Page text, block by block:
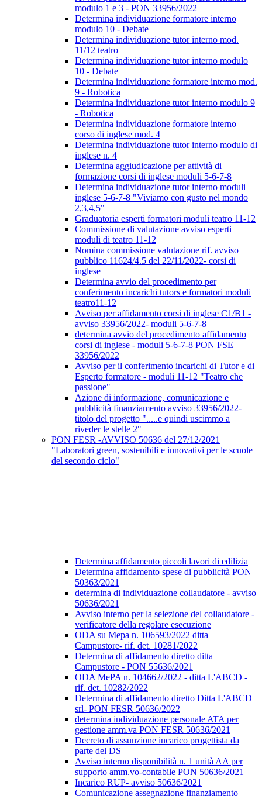
modulo 1 e 3 - PON 33956/2022
Determina individuazione formatore interno
modulo 10 - Debate
Determina individuazione tutor interno mod.
11/12 teatro
Determina individuazione tutor interno modulo
10 - Debate
Determina individuazione formatore interno mod.
9 - Robotica
Determina individuazione tutor interno modulo 9
- Robotica
Determina individuazione formatore interno
corso di inglese mod. 4
Determina individuazione tutor interno modulo di
inglese n. 4
Determina aggiudicazione per attività di
formazione corsi di inglese moduli 5-6-7-8
Determina individuazione tutor interno moduli
inglese 5-6-7-8 "Viviamo con gusto nel mondo
2,3,4,5"
Graduatoria esperti formatori moduli teatro 11-12
Commissione di valutazione avviso esperti
moduli di teatro 11-12
Nomina commissione valutazione rif. avviso
pubblico 11624/4.5 del 22/11/2022- corsi di
inglese
Determina avvio del procedimento per
conferimento incarichi tutors e formatori moduli
teatro11-12
Avviso per affidamento corsi di inglese C1/B1 -
avviso 33956/2022- moduli 5-6-7-8
determina avvio del procedimento affidamento
corsi di inglese - moduli 5-6-7-8 PON FSE
33956/2022
Avviso per il conferimento incarichi di Tutor e di
Esperto formatore - moduli 11-12 "Teatro che
passione"
Azione di informazione, comunicazione e
pubblicità finanziamento avviso 33956/2022-
titolo del progetto ".....e quindi uscimmo a
riveder le stelle 2"
PON FESR -AVVISO 50636 del 27/12/2021
"Laboratori green, sostenibili e innovativi per le scuole
del secondo ciclo"
Determina affidamento piccoli lavori di edilizia
Determina affidamento spese di pubblicità PON
50363/2021
determina di individuazione collaudatore - avviso
50636/2021
Avviso interno per la selezione del collaudatore -
verificatore della regolare esecuzione
ODA su Mepa n. 106593/2022 ditta
Campustore- rif. det. 10281/2022
Determina di affidamento diretto ditta
Campustore - PON 55636/2021
ODA MePA n. 104662/2022 - ditta L'ABCD -
rif. det. 10282/2022
Determina di affidamento diretto Ditta L'ABCD
srl- PON FESR 50636/2022
determina individuazione personale ATA per
gestione amm.va PON FESR 50636/2021
Decreto di assunzione incarico progettista da
parte del DS
Avviso interno disponibilità n. 1 unità AA per
supporto amm.vo-contabile PON 50636/2021
Incarico RUP- avviso 50636/2021
Comunicazione assegnazione finanziamento